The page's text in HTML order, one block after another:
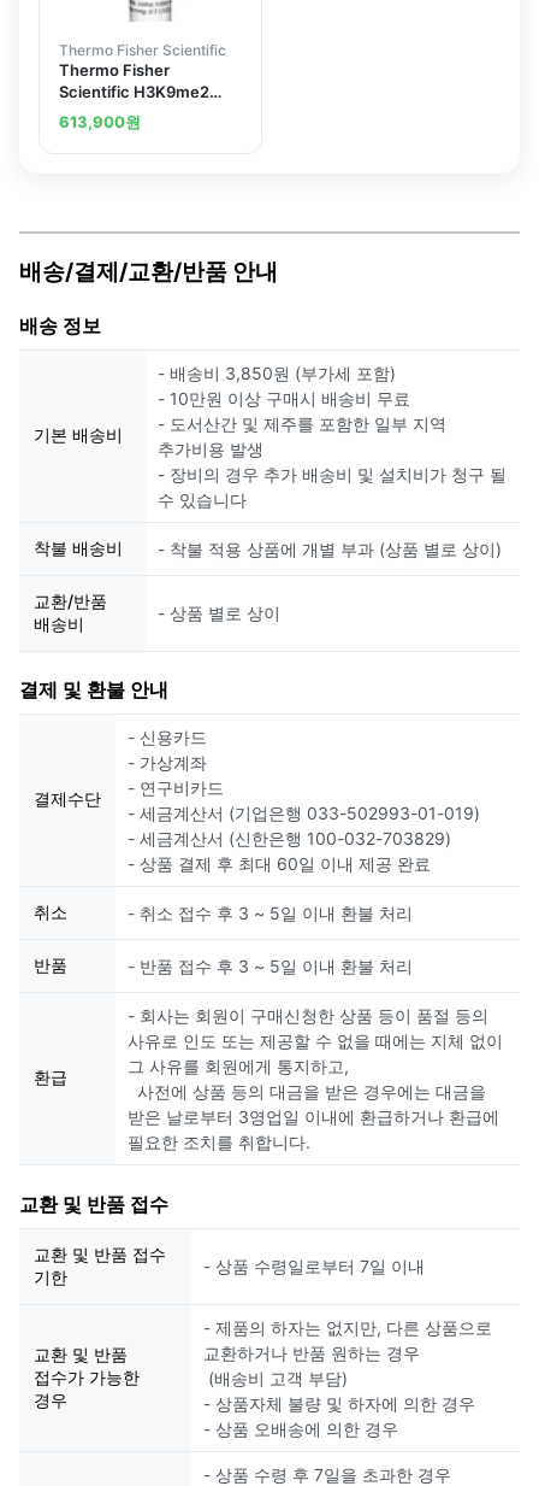
Thermo Fisher Scientific
Thermo Fisher
Scientific H3K9me2
Polyclonal Antibody
613,900원
배송/결제/교환/반품 안내
배송 정보
기본 배송비
- 배송비 3,850원 (부가세 포함)
- 10만원 이상 구매시 배송비 무료
- 도서산간 및 제주를 포함한 일부 지역
추가비용 발생
- 장비의 경우 추가 배송비 및 설치비가 청구 될
수 있습니다
착불 배송비 - 착불 적용 상품에 개별 부과 (상품 별로 상이)
교환/반품
배송비
- 상품 별로 상이
결제 및 환불 안내
결제수단
- 신용카드
- 가상계좌
- 연구비카드
- 세금계산서 (기업은행 033-502993-01-019)
- 세금계산서 (신한은행 100-032-703829)
- 상품 결제 후 최대 60일 이내 제공 완료
취소 - 취소 접수 후 3 ~ 5일 이내 환불 처리
반품 - 반품 접수 후 3 ~ 5일 이내 환불 처리
환급
- 회사는 회원이 구매신청한 상품 등이 품절 등의
사유로 인도 또는 제공할 수 없을 때에는 지체 없이
그 사유를 회원에게 통지하고,
사전에 상품 등의 대금을 받은 경우에는 대금을
받은 날로부터 3영업일 이내에 환급하거나 환급에
필요한 조치를 취합니다.
교환 및 반품 접수
교환 및 반품 접수
기한
- 상품 수령일로부터 7일 이내
교환 및 반품
접수가 가능한
경우
- 제품의 하자는 없지만, 다른 상품으로
교환하거나 반품 원하는 경우
(배송비 고객 부담)
- 상품자체 불량 및 하자에 의한 경우
- 상품 오배송에 의한 경우
- 상품 수령 후 7일을 초과한 경우